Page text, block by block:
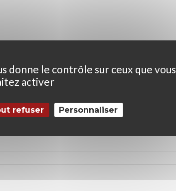
donne le contrôle sur ceux que vous
activer
refuser Personnaliser